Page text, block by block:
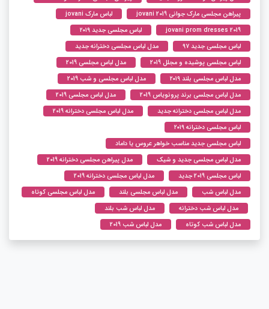
پیراهن مجلسی مارک جوانی jovani 2019
لباس مارک jovani
jovani prom dresses 2019
لباس مجلسی جدید ۲۰۱۹
لباس مجلسی جدید ۹۷
مدل لباس مجلسی دخترانه جدید
لباس مجلسی پوشیده و مجلل 2019
مدل لباس مجلسی 2019
مدل لباس مجلسی بلند ۲۰۱۹
مدل لباس مجلسی و شب 2019
مدل لباس مجلسی برند پرونویاس 2019
مدل لباس مجلسی 2019
مدل لباس مجلسی دخترانه جدید
مدل لباس مجلسی دخترانه 2019
لباس مجلسی دخترانه ۲۰۱۹
لباس مجلسی جدید مناسب خواهر عروس یا داماد
مدل لباس مجلسی جدید و شیک
مدل پیراهن مجلسی دخترانه 2019
لباس مجلسی 2019 جدید
مدل لباس مجلسی دخترانه 2019
مدل لباس شب
مدل لباس مجلسی بلند
مدل لباس مجلسی کوتاه
مدل لباس شب دخترانه
مدل لباس شب بلند
مدل لباس شب کوتاه
مدل لباس شب 2019